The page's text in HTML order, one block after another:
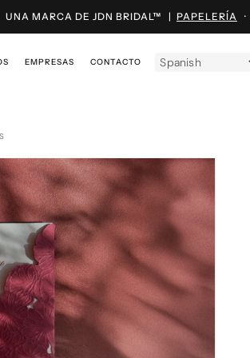
UNA MARCA DE JDN BRIDAL™ | PAPELERÍA ·
EMPRESAS CONTACTO